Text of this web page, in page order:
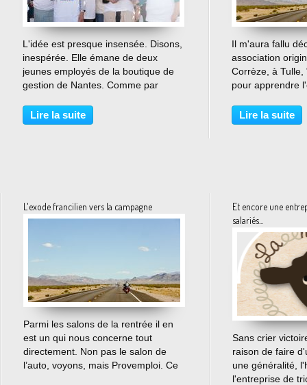
…
L'idée est presque insensée. Disons,
inespérée. Elle émane de deux
jeunes employés de la boutique de
gestion de Nantes. Comme par
une personne de la rue, que l'idée
est née. Pourquoi donner quelques
Lire la suite
Il m'aura fallu
association
Corrèze, à
pour apprendre
exceptionnel.
l'association a
Lire la suite
L'exode francilien vers la campagne
…
Parmi les salons de la rentrée il en
est un qui nous concerne tout
directement. Non pas le salon de
l’auto, voyons, mais Provemploi. Ce
Et encore une
salariés...
Sans crier
raison de faire
une généralité,
l'entreprise de